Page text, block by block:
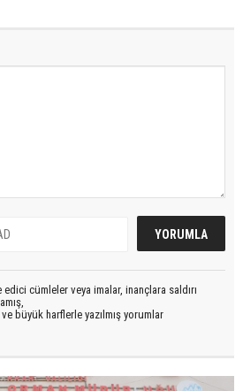
cümleler veya imalar, inançlara saldırı
büyük harflerle yazılmış yorumlar